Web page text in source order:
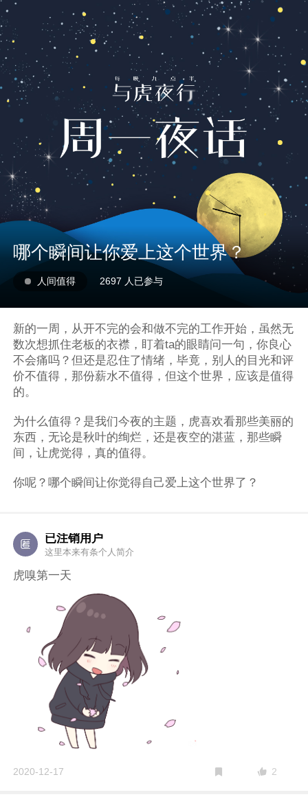
1X
哪个瞬间让你爱上这个世界？
人间值得 2697 人已参与
新的一周，从开不完的会和做不完的工作开始，虽然无
数次想抓住老板的衣襟，盯着ta的眼睛问一句，你良心
不会痛吗？但还是忍住了情绪，毕竟，别人的目光和评
价不值得，那份薪水不值得，但这个世界，应该是值得
的。
为什么值得？是我们今夜的主题，虎喜欢看那些美丽的
东西，无论是秋叶的绚烂，还是夜空的湛蓝，那些瞬
间，让虎觉得，真的值得。
你呢？哪个瞬间让你觉得自己爱上这个世界了？
已注销用户
这里本来有条个人简介
虎嗅第一天
2020-12-17 2